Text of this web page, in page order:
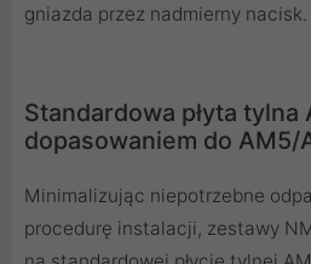
gniazda przez nadmierny nacisk.
Standardowa płyta tylna
dopasowaniem do AM5/
Minimalizując niepotrzebne
procedurę instalacji, zestawy